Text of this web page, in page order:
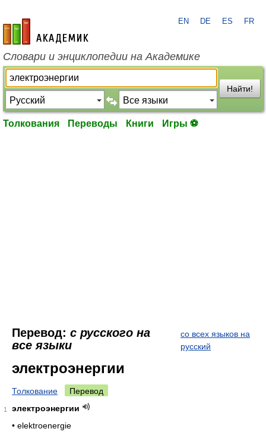
academic.ru
EN DE ES FR
Словари и энциклопедии на Академике
Найти!
Толкования Переводы Книги Игры ⚽
Перевод: с русского на
все языки
со всех языков на
русский
электроэнергии
Толкование Перевод
1
электроэнергии
• elektroenergie